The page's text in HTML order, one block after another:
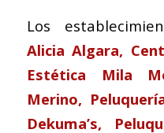
Los
Alicia Algara,
Estética Mila
Merino,
Dekuma’s,